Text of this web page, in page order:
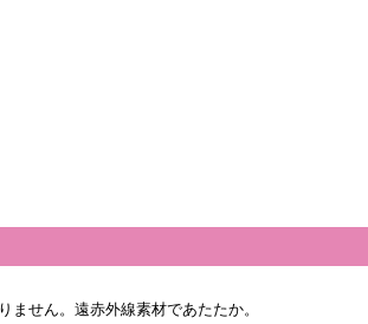
ません。遠赤外線素材であたたか。